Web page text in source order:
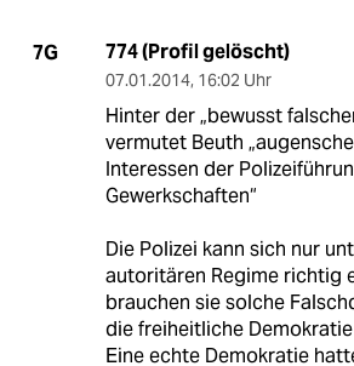
7G 774 (Profil gelöscht)
07.01.2014, 16:02 Uhr
Hinter der „bewusst
vermutet Beuth
Interessen der
Gewerkschaften“
Die Polizei kann sich nur
autoritären Regime richtig
brauchen sie solche
die freiheitliche
Eine echte Demokratie